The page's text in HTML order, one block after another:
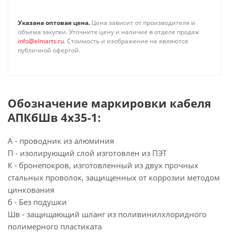
Указана оптовая цена. Цена зависит от производителя и
объема закупки. Уточните цену и наличие в отделе продаж
info@elmarts.ru. Стоимость и изображение не являются
публичной офертой.
Обозначение маркировки кабеля
АПКбШв 4х35-1:
А - проводник из алюминия
П - изолирующий слой изготовлен из ПЭТ
К - бронепокров, изготовленный из двух прочных
стальных проволок, защищенных от коррозии методом
цинкования
б - Без подушки
Шв - защищающий шланг из поливинилхлоридного
полимерного пластиката